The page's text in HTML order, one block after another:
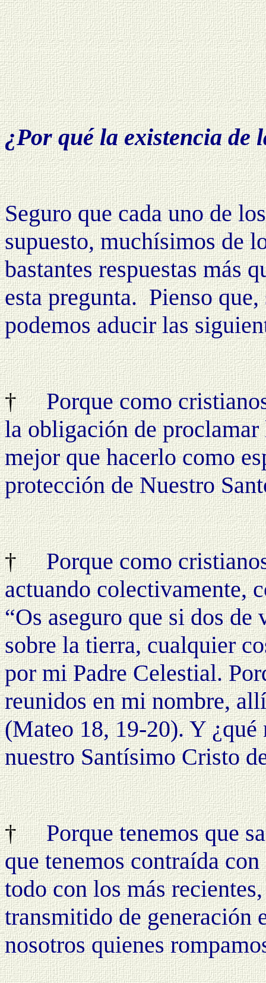
¿Por qué la existencia de
Seguro que cada uno de
supuesto, muchísimos de
bastantes respuestas más
esta pregunta. Pienso
podemos aducir las
†
Porque como
la obligación de proclamar
mejor que hacerlo como
protección de Nuestro
†
Porque como
actuando colectivamente,
“Os aseguro que si dos de
sobre la tierra, cualquier
por mi Padre Celestial.
reunidos en mi nombre,
(Mateo 18, 19-20). Y ¿qué
nuestro Santísimo Cristo
†
Porque tenemos que
que tenemos contraída
todo con los más
transmitido de generación
nosotros quienes